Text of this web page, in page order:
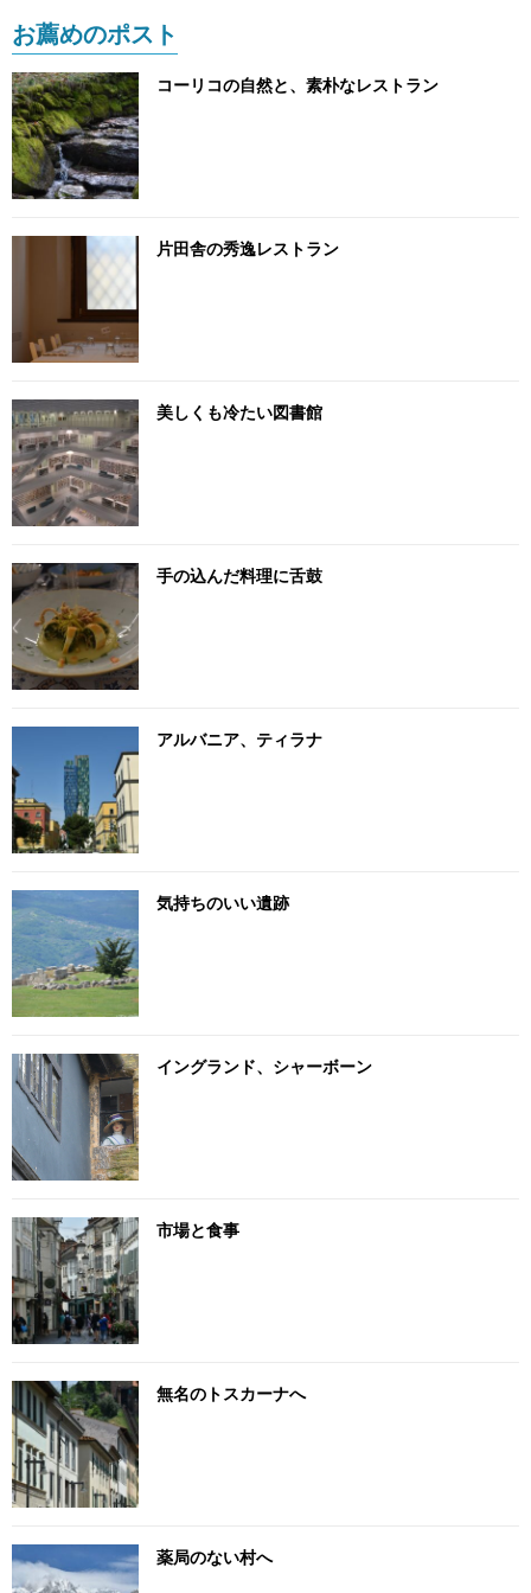
お薦めのポスト
コーリコの自然と、素朴なレストラン
片田舎の秀逸レストラン
美しくも冷たい図書館
手の込んだ料理に舌鼓
アルバニア、ティラナ
気持ちのいい遺跡
イングランド、シャーボーン
市場と食事
無名のトスカーナへ
薬局のない村へ